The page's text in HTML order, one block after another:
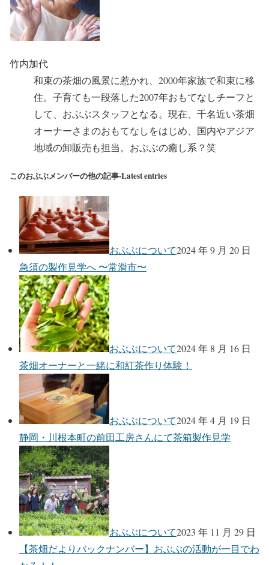
竹内加代
和束の茶畑の風景に惹かれ、2000年家族で和束に移
住。子育ても一段落した2007年おもてなしチーフと
して、おぶぶスタッフとなる。現在、千名近い茶畑
オーナーさまのおもてなしをはじめ、国内やアジア
地域の卸販売も担当。おぶぶの癒し系？笑
このおぶぶメンバーの他の記事-Latest entries
おぶぶについて2024 年 9 月 20 日
急須の製作見学へ 〜常滑市〜
おぶぶについて2024 年 8 月 16 日
茶畑オーナーと一緒に和紅茶作り体験！
おぶぶについて2024 年 4 月 19 日
静岡・川根本町の前田工房さんにて茶箱製作見学
おぶぶについて2023 年 11 月 29 日
【茶畑だよりバックナンバー】おぶぶの活動が一目でわ